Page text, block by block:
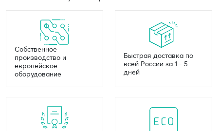
Собственное
производство и
европейское
оборудование
Быстрая доставка по
всей России за 1 - 5
дней